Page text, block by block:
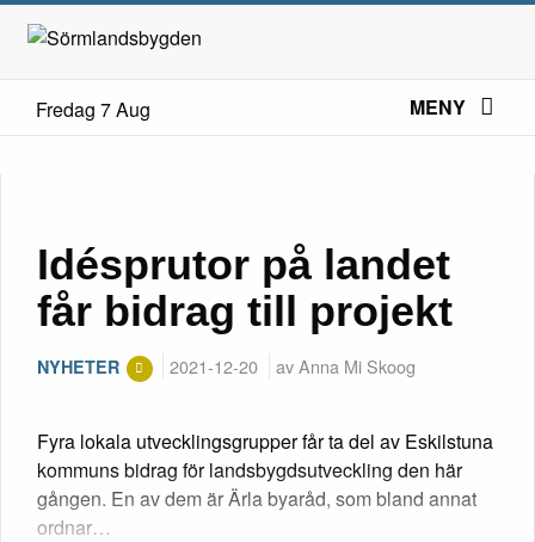
Fredag 7 Aug MENY
Idésprutor på landet
får bidrag till projekt
NYHETER 2021-12-20 av Anna Mi Skoog
Fyra lokala utvecklingsgrupper får ta del av Eskilstuna
kommuns bidrag för landsbygdsutveckling den här
gången. En av dem är Ärla byaråd, som bland annat
ordnar…